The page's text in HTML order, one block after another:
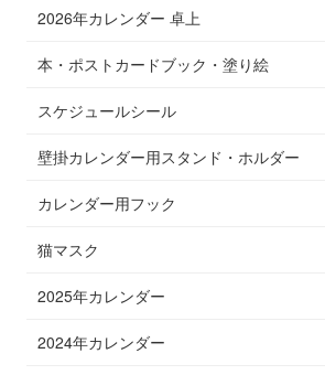
2026年カレンダー 卓上
本・ポストカードブック・塗り絵
スケジュールシール
壁掛カレンダー用スタンド・ホルダー
カレンダー用フック
猫マスク
2025年カレンダー
2024年カレンダー